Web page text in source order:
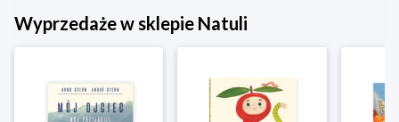
Wyprzedaże w sklepie Natuli